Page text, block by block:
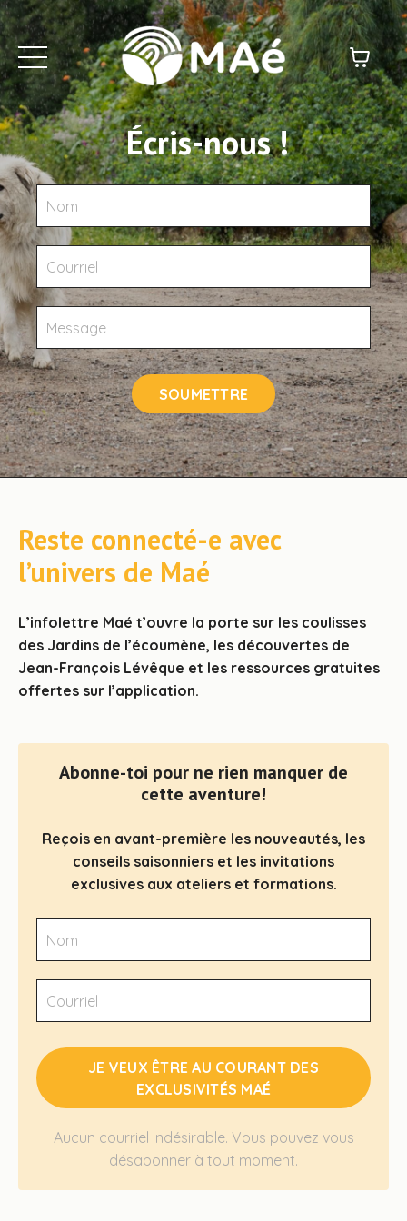
Écris-nous !
SOUMETTRE
Reste connecté-e avec
l’univers de Maé
L’infolettre Maé t’ouvre la porte sur les coulisses
des Jardins de l’écoumène, les découvertes de
Jean-François Lévêque et les ressources gratuites
offertes sur l’application.
Abonne-toi pour ne rien manquer de
cette aventure!
Reçois en avant-première les nouveautés, les
conseils saisonniers et les invitations
exclusives aux ateliers et formations.
JE VEUX ÊTRE AU COURANT DES
EXCLUSIVITÉS MAÉ
Aucun courriel indésirable. Vous pouvez vous
désabonner à tout moment.